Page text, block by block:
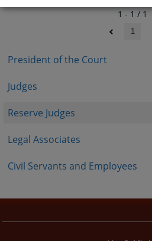
President of the Court
Judges
Reserve Judges
Legal Associates
Civil Servants and Employees
1 - 1 / 1
1